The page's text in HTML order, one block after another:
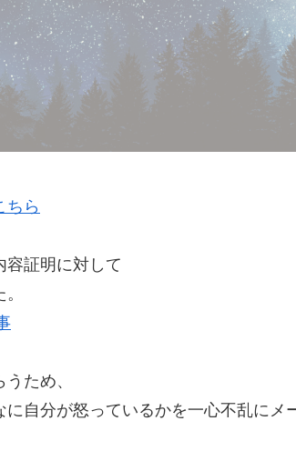
ちら
容証明に対して
ため、
自分が怒っているかを一心不乱にメ